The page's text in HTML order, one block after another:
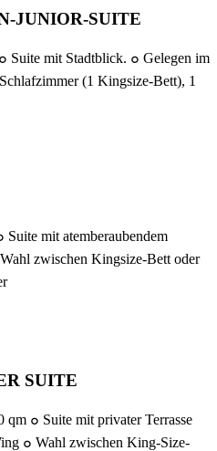
JUNIOR-SUITE
Suite mit Stadtblick. ๐ Gelegen im
(1 Kingsize-Bett), 1
mit atemberaubendem
zwischen Kingsize-Bett oder
SUITE
๐ Suite mit privater Terrasse
๐ Wahl zwischen King-Size-